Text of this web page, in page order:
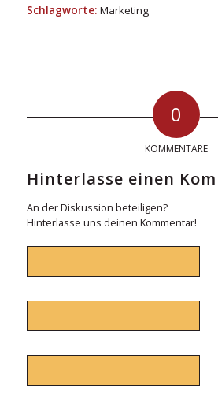
Schlagworte: Marketing
0
KOMMENTARE
Hinterlasse einen
An der Diskussion beteiligen?
Hinterlasse uns deinen Kommentar!